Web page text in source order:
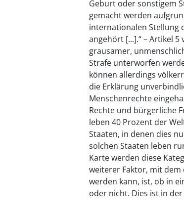
Geburt oder sonstigem
gemacht werden
internationalen Stellung
angehört [...].“ – Artikel
grausamer,
Strafe unterworfen
können allerdings
die Erklärung
Menschenrechte
Rechte und bürgerliche
leben 40 Prozent der
Staaten, in denen dies
solchen Staaten leben
Karte werden diese
weiterer Faktor, mit
werden kann, ist, ob in
oder nicht. Dies ist in